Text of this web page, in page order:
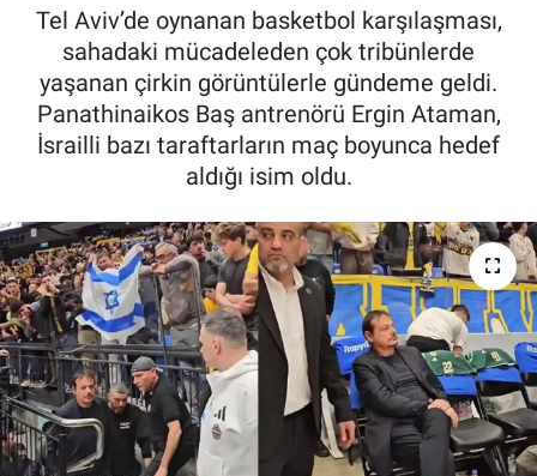
Tel Aviv’de oynanan basketbol karşılaşması,
sahadaki mücadeleden çok tribünlerde
yaşanan çirkin görüntülerle gündeme geldi.
Panathinaikos Baş antrenörü Ergin Ataman,
İsrailli bazı taraftarların maç boyunca hedef
aldığı isim oldu.